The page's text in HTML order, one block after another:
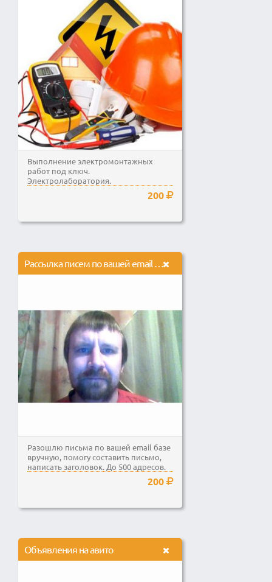
Выполнение электромонтажных
работ под ключ.
Электролаборатория.
200
Рассылка писем по вашей email базе вручную.
Разошлю письма по вашей email базе
вручную, помогу составить письмо,
написать заголовок. До 500 адресов.
200
Объявления на авито